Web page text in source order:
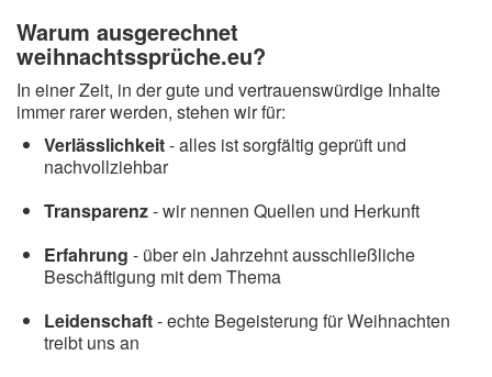
Warum ausgerechnet
weihnachtssprüche.eu?
In einer Zeit, in der gute und vertrauenswürdige Inhalte
immer rarer werden, stehen wir für:
Verlässlichkeit- alles ist sorgfältig geprüft und
nachvollziehbar
Transparenz- wir nennen Quellen und Herkunft
Erfahrung - über ein Jahrzehnt ausschließliche
Beschäftigung mit dem Thema
Leidenschaft- echte Begeisterung für Weihnachten
treibt uns an